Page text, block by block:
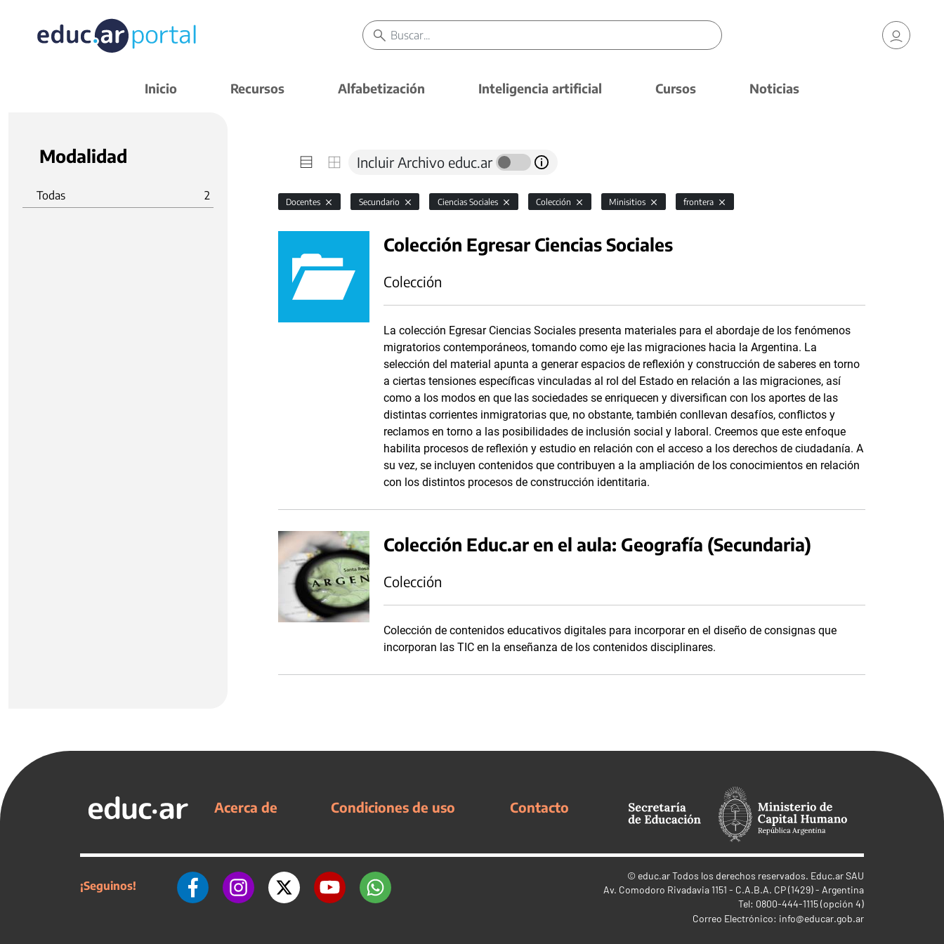
Inicio Recursos Alfabetización Inteligencia artificial Cursos Noticias
Modalidad
Todas 2
Incluir Archivo educ.ar
Docentes Secundario Ciencias Sociales Colección Minisitios frontera
Colección Egresar Ciencias Sociales
Colección
La colección Egresar Ciencias Sociales presenta materiales para el abordaje de los fenómenos
migratorios contemporáneos, tomando como eje las migraciones hacia la Argentina. La
selección del material apunta a generar espacios de reflexión y construcción de saberes en torno
a ciertas tensiones específicas vinculadas al rol del Estado en relación a las migraciones, así
como a los modos en que las sociedades se enriquecen y diversifican con los aportes de las
distintas corrientes inmigratorias que, no obstante, también conllevan desafíos, conflictos y
reclamos en torno a las posibilidades de inclusión social y laboral. Creemos que este enfoque
habilita procesos de reflexión y estudio en relación con el acceso a los derechos de ciudadanía. A
su vez, se incluyen contenidos que contribuyen a la ampliación de los conocimientos en relación
con los distintos procesos de construcción identitaria.
Colección Educ.ar en el aula: Geografía (Secundaria)
Colección
Colección de contenidos educativos digitales para incorporar en el diseño de consignas que
incorporan las TIC en la enseñanza de los contenidos disciplinares.
Acerca de Condiciones de uso Contacto
¡Seguinos!
© educ.arTodos los derechos reservados. Educ.ar SAU
Av. Comodoro Rivadavia 1151 - C.A.B.A. CP (1429) - Argentina
Tel: 0800-444-1115 (opción 4)
Correo Electrónico: info@educar.gob.ar